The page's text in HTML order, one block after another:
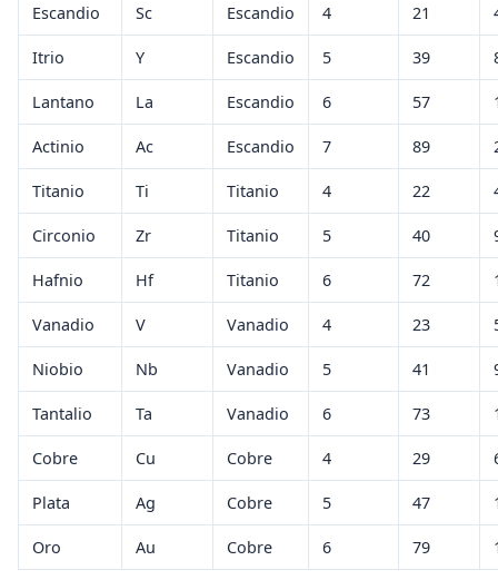
Escandio Sc Escandio 4 21
Itrio Y Escandio 5 39
Lantano La Escandio 6 57
Actinio Ac Escandio 7 89
Titanio Ti Titanio 4 22
Circonio Zr Titanio 5 40
Hafnio Hf Titanio 6 72
Vanadio V Vanadio 4 23
Niobio Nb Vanadio 5 41
Tantalio Ta Vanadio 6 73
Cobre Cu Cobre 4 29
Plata Ag Cobre 5 47
Oro Au Cobre 6 79